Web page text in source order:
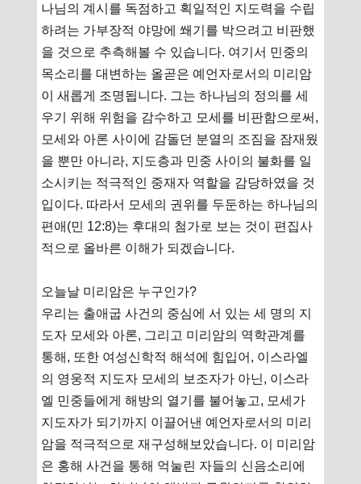
나님의 계시를 독점하고 획일적인 지도력을 수립
하려는 가부장적 야망에 쐐기를 박으려고 비판했
을 것으로 추측해볼 수 있습니다. 여기서 민중의
목소리를 대변하는 올곧은 예언자로서의 미리암
이 새롭게 조명됩니다. 그는 하나님의 정의를 세
우기 위해 위험을 감수하고 모세를 비판함으로써,
모세와 아론 사이에 감돌던 분열의 조짐을 잠재웠
을 뿐만 아니라, 지도층과 민중 사이의 불화를 일
소시키는 적극적인 중재자 역할을 감당하였을 것
입이다. 따라서 모세의 권위를 두둔하는 하나님의
편애(민 12:8)는 후대의 첨가로 보는 것이 편집사
적으로 올바른 이해가 되겠습니다.
오늘날 미리암은 누구인가?
우리는 출애굽 사건의 중심에 서 있는 세 명의 지
도자 모세와 아론, 그리고 미리암의 역학관계를
통해, 또한 여성신학적 해석에 힘입어, 이스라엘
의 영웅적 지도자 모세의 보조자가 아닌, 이스라
엘 민중들에게 해방의 열기를 불어놓고, 모세가
지도자가 되기까지 이끌어낸 예언자로서의 미리
암을 적극적으로 재구성해보았습니다. 이 미리암
은 홍해 사건을 통해 억눌린 자들의 신음소리에